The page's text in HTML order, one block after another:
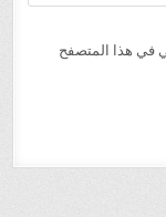
في هذا المتصفح